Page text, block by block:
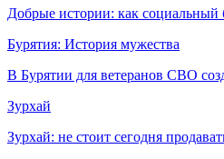
Добрые истории: как социальный
Бурятия: История мужества
В Бурятии для ветеранов СВО
Зурхай
Зурхай: не стоит сегодня